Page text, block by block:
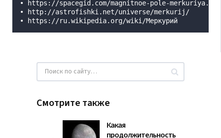
• https://spacegid.com/magnitnoe-pole-
• http://astrofishki.net/universe/merkurij/
• https://ru.wikipedia.org/wiki/Меркурий
Смотрите также
Какая
продолжительность